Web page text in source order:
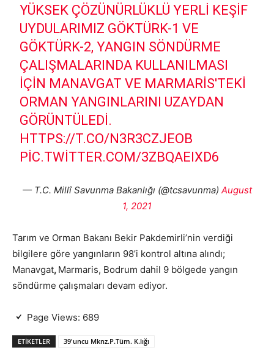
YÜKSEK ÇÖZÜNÜRLÜKLÜ YERLI KEŞIF
UYDULARIMIZ GÖKTÜRK-1 VE
GÖKTÜRK-2, YANGIN SÖNDÜRME
ÇALIŞMALARINDA KULLANILMASI
IÇIN MANAVGAT VE MARMARIS'TEKI
ORMAN YANGINLARINI UZAYDAN
GÖRÜNTÜLEDI.
HTTPS://T.CO/N3R3CZJEOB
PIC.TWITTER.COM/3ZBQAEIXD6
— T.C. Millî Savunma Bakanlığı (@tcsavunma) August
1, 2021
Tarım ve Orman Bakanı Bekir Pakdemirli’nin verdiği
bilgilere göre yangınların 98’i kontrol altına alındı;
Manavgat, Marmaris, Bodrum dahil 9 bölgede yangın
söndürme çalışmaları devam ediyor.
Page Views: 689
ETIKETLER 39'uncu Mknz.P.Tüm. K.lığı